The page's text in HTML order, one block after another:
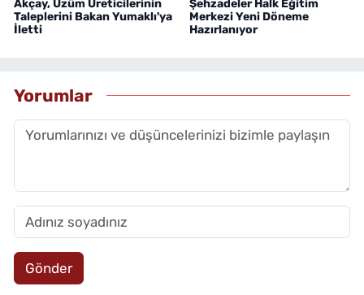
Akçay, Üzüm Üreticilerinin
Taleplerini Bakan Yumaklı'ya
İletti
Şehzadeler Halk Eğitim
Merkezi Yeni Döneme
Hazırlanıyor
Yorumlar
Gönder